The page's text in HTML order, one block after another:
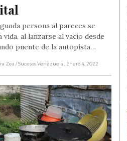
persona al pareces se
vida, al lanzarse al vacío desde
puente de la autopista…
Zea / Sucesos Venezuela , Enero 4, 2022